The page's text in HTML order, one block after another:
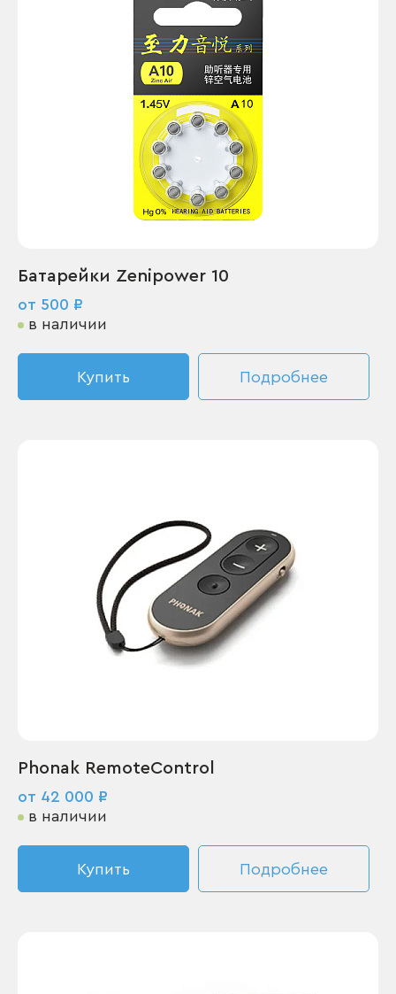
Батарейки Zenipower 10
от 500 ₽
в наличии
Купить Подробнее
Phonak RemoteControl
от 42 000 ₽
в наличии
Купить Подробнее